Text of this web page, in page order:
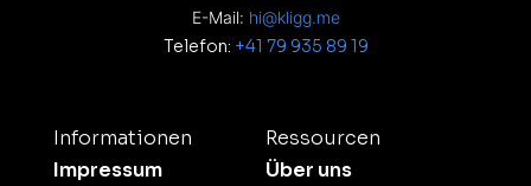
E-Mail: hi@kligg.me
Telefon: +41 79 935 89 19
Informationen
Impressum
Ressourcen
Über uns